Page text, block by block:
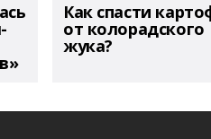
Как спасти
от колорадского
жука?